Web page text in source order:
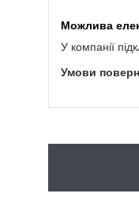
У компанії